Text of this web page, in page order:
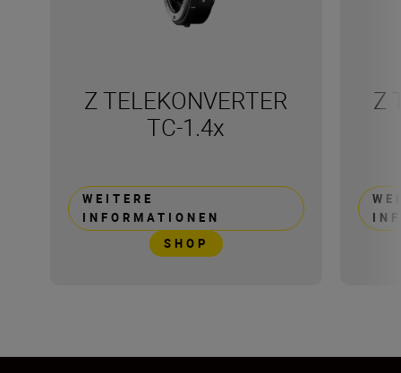
Z TELEKONVERTER
TC-1.4x
WEITERE
INFORMATIONEN
SHOP
Z